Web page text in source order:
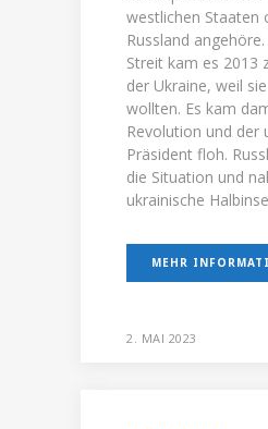
westlichen Staaten
Russland
Streit kam es 2013
der Ukraine, weil
wollten. Es kam
Revolution und der
Präsident floh.
die Situation und
ukrainische
MEHR
2. MAI 2023